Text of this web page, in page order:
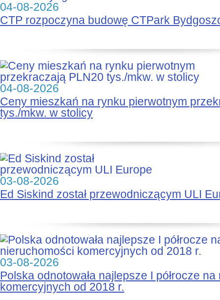
04-08-2026
CTP rozpoczyna budowę CTPark
04-08-2026
Ceny mieszkań na rynku pierwotnym
tys./mkw. w stolicy
03-08-2026
Ed Siskind został przewodniczącym ULI
03-08-2026
Polska odnotowała najlepsze I półrocze
komercyjnych od 2018 r.